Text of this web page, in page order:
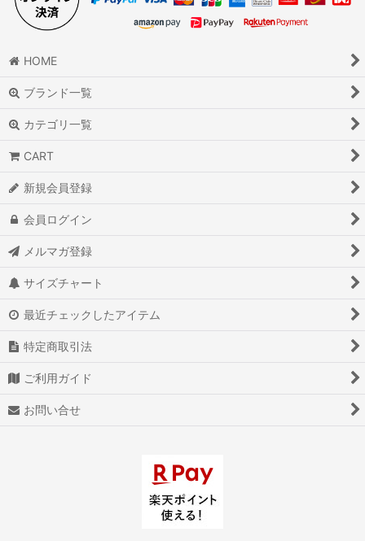
HOME
ブランド一覧
カテゴリ一覧
CART
新規会員登録
会員ログイン
メルマガ登録
サイズチャート
最近チェックしたアイテム
特定商取引法
ご利用ガイド
お問い合せ